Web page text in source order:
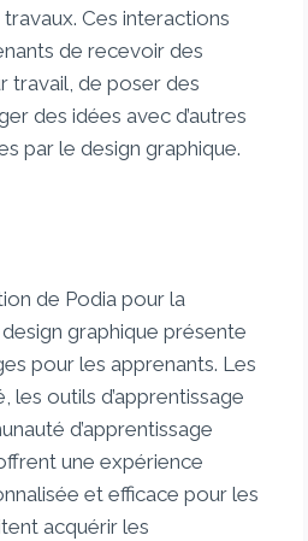
Ces interactions
de recevoir des
travail, de poser des
des idées avec d’autres
par le design graphique.
de Podia pour la
graphique présente
pour les apprenants. Les
les outils d’apprentissage
d’apprentissage
une expérience
et efficace pour les
acquérir les